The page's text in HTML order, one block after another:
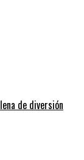
de diversión